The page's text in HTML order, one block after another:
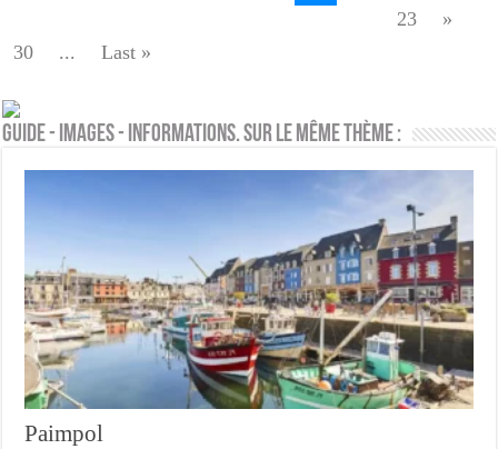
23
»
30
... Last »
Guide - Images - Informations. Sur le même thème :
Paimpol